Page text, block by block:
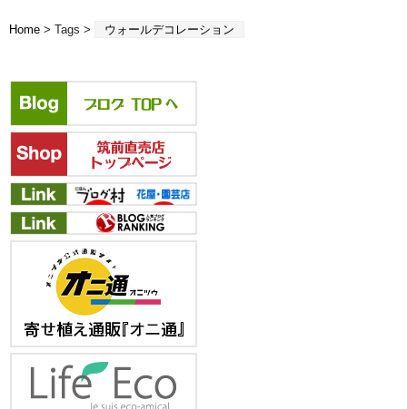
Home > Tags > ウォールデコレーション